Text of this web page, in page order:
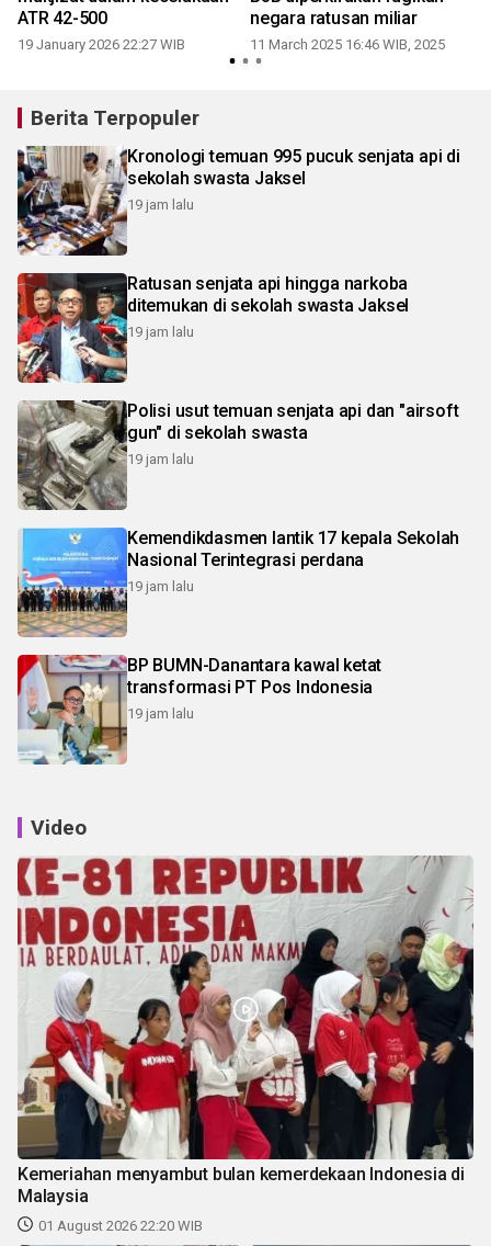
ATR 42-500
19 January 2026 22:27 WIB
negara ratusan miliar
11 March 2025 16:46 WIB, 2025
Berita Terpopuler
Kronologi temuan 995 pucuk senjata api di
sekolah swasta Jaksel
19 jam lalu
Ratusan senjata api hingga narkoba
ditemukan di sekolah swasta Jaksel
19 jam lalu
Polisi usut temuan senjata api dan "airsoft
gun" di sekolah swasta
19 jam lalu
Kemendikdasmen lantik 17 kepala Sekolah
Nasional Terintegrasi perdana
19 jam lalu
BP BUMN-Danantara kawal ketat
transformasi PT Pos Indonesia
19 jam lalu
Video
Kemeriahan menyambut bulan kemerdekaan Indonesia di
Malaysia
01 August 2026 22:20 WIB